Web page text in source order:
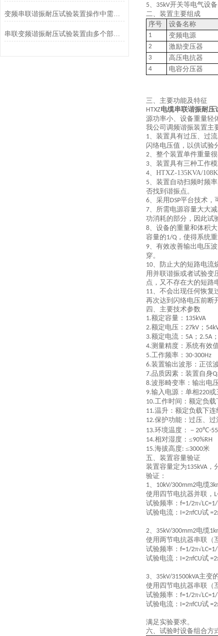
变频串联谐振耐压试验装置操作中需要注意的事项
5、 35kV开关等电气设
二、装置主要组成
序号
设备名称
1
变频电源
2
激励变压器
3
高压电抗器
4
电容分压器
三、主要功能及特征
HTXZ电缆串联谐振耐压
源功率小、设备重量轻
我公司调频谐振装置主
1、装置具有过压、过
闪络电压值，以供试验
2、整个装置单件重量
3、装置具有三种工作
4、HTXZ-135KVA/
5、装置自动扫频时频
否找到谐振点。
6、采用 DSP平台技术，
7、所需电源容量大大
功消耗的部分，因此试
8、设备的重量和体积
容量的1/Q ，使得系统
9、有效改善输出电压
穿。
10、防止大的短路电流
用并联谐振或者试验变
点，又不存在大的短路
11、不会出现任何恢复
再次达到闪络电压前断
四、主要技术参数
1.额定容量： 135kVA
2.额定电压： 27kV ；
3.额定电流： 5A ； 2.5A
4.测量精度：系统有效
5.工作频率： 30-300Hz
6.装置输出波形：正弦
7.品质因素：装置自身Q
8.波形畸变率：输出电
9.输入电源：单相220或
10.工作时间：额定负载
11.温升：额定负载下连
12.保护功能：过压、
13.环境温度：－ 20℃-55
14.相对湿度：≤90%RH
15.海拔高度: ≤3000米
五、装置容量验证
装置容量定为135kVA ，
验证：
1、 10kV/300mm2电缆
使用四节电抗器并联，
试验频率： f=1/2π√
试验电流： I=2πfCU试 =2
2、 35kV/300mm2电缆
使用两节电抗器串联（
试验频率： f=1/2π√
试验电流： I=2πfCU试 =2
3、 35kV/31500kVA主变
使用四节电抗器串联（
试验频率： f=1/2π√
试验电流： I=2πfCU试 =2
满足实验要求。
六、试验时设备组合方